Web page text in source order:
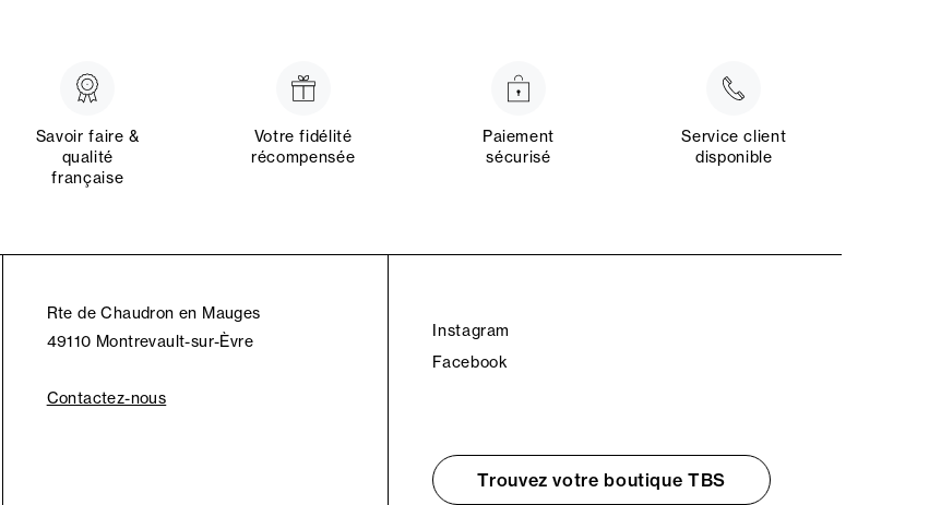
Savoir faire &
qualité
française
Votre fidélité
récompensée
Paiement
sécurisé
Service client
disponible
Rte de Chaudron en Mauges
49110 Montrevault-sur-Èvre
Contactez-nous
Instagram
Facebook
Trouvez votre boutique TBS